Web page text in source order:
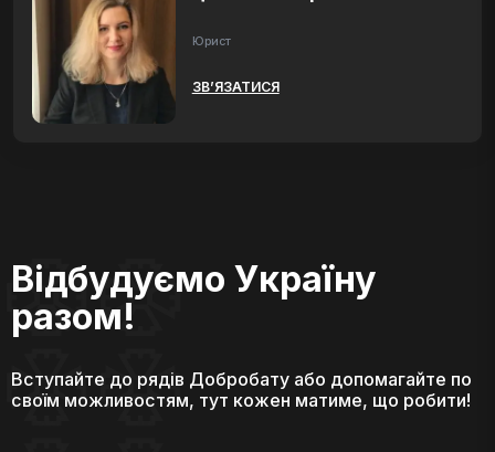
Юрист
ЗВ’ЯЗАТИСЯ
Відбудуємо Україну
разом!
Вступайте до рядів Добробату або допомагайте по
своїм можливостям, тут кожен матиме, що робити!